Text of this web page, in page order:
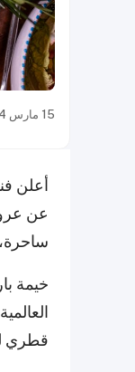
15 مارس 2024
أعلن
عن
قطري